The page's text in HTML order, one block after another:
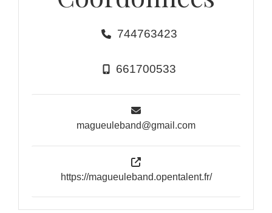
744763423
661700533
magueuleband@gmail.com
https://magueuleband.opentalent.fr/